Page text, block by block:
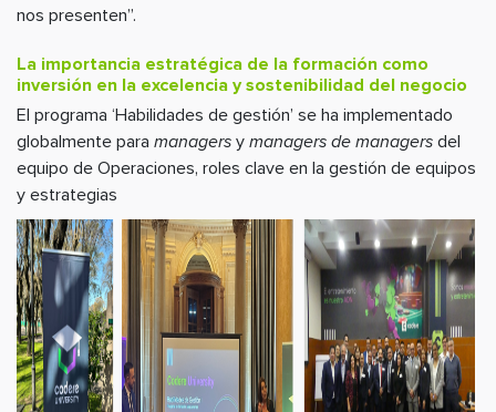
nos presenten”.
La importancia estratégica de la formación como
inversión en la excelencia y sostenibilidad del negocio
El programa ‘Habilidades de gestión’ se ha implementado
globalmente para managers y managers de managers del
equipo de Operaciones, roles clave en la gestión de equipos
y estrategias